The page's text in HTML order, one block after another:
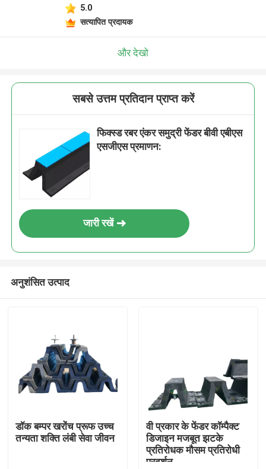
5.0
सत्यापित प्रदायक
और देखो
सबसे उत्तम प्रतिदान प्राप्त करें
फिक्स्ड रबर एंकर समुद्री फेंडर बीवी एबीएस
एसजीएस प्रमाणन:
जारी रखें
अनुशंसित उत्पाद
डॉक बम्पर खरोंच प्रूफ उच्च
तन्यता शक्ति लंबी सेवा जीवन
वी प्रकार के फेंडर कॉम्पैक्ट
डिजाइन मजबूत झटके
प्रतिरोधक मौसम प्रतिरोधी
प्रदर्शन